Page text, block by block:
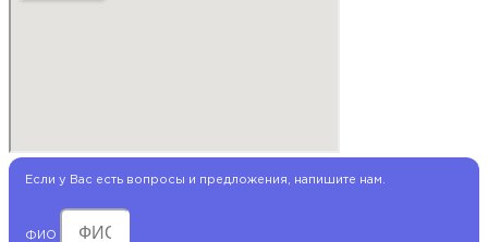
Если у Вас есть вопросы и предложения, напишите нам.
ФИО